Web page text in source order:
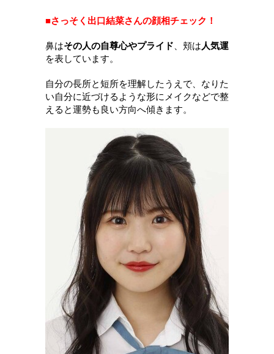
■さっそく出口結菜さんの顔相チェック！
鼻はその人の自尊心やプライド 、頬は 人気運
を表しています。
自分の長所と短所を理解したうえで、なりた
い自分に近づけるような形にメイクなどで整
えると運勢も良い方向へ傾きます。